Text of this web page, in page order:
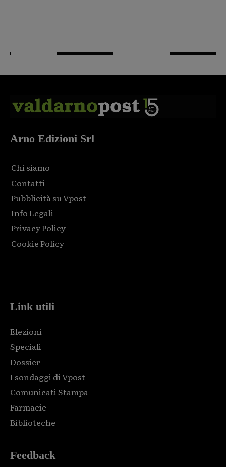
Arno Edizioni Srl
Chi siamo
Contatti
Pubblicità su Vpost
Info Legali
Privacy Policy
Cookie Policy
Link utili
Elezioni
Speciali
Dossier
I sondaggi di Vpost
Comunicati Stampa
Farmacie
Biblioteche
Feedback